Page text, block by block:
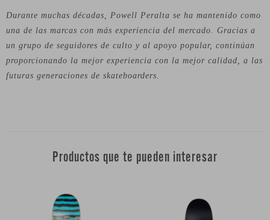
Durante muchas décadas, Powell Peralta se ha mantenido como
una de las marcas con más experiencia del mercado. Gracias a
un grupo de seguidores de culto y al apoyo popular, continúan
proporcionando la mejor experiencia con la mejor calidad, a las
futuras generaciones de skateboarders.
Productos que te pueden interesar